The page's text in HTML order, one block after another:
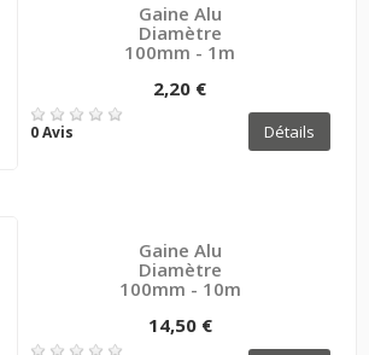
Gaine Alu
Diamètre
100mm - 1m
2,20 €
0 Avis Détails
Gaine Alu
Diamètre
100mm - 10m
14,50 €